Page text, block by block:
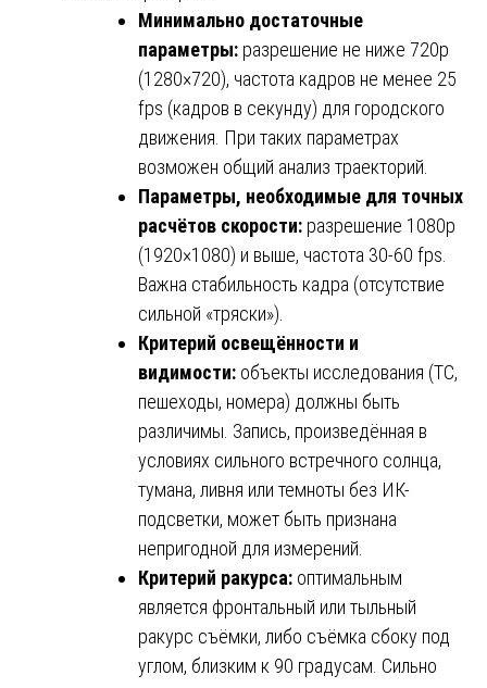
Минимально достаточные
параметры: разрешение не ниже 720p
(1280×720), частота кадров не менее 25
fps (кадров в секунду) для городского
движения. При таких параметрах
возможен общий анализ траекторий.
Параметры, необходимые для точных
расчётов скорости: разрешение 1080p
(1920×1080) и выше, частота 30-60 fps.
Важна стабильность кадра (отсутствие
сильной «тряски»).
Критерий освещённости и
видимости: объекты исследования (ТС,
пешеходы, номера) должны быть
различимы. Запись, произведённая в
условиях сильного встречного солнца,
тумана, ливня или темноты без ИК-
подсветки, может быть признана
непригодной для измерений.
Критерий ракурса: оптимальным
является фронтальный или тыльный
ракурс съёмки, либо съёмка сбоку под
углом, близким к 90 градусам. Сильно